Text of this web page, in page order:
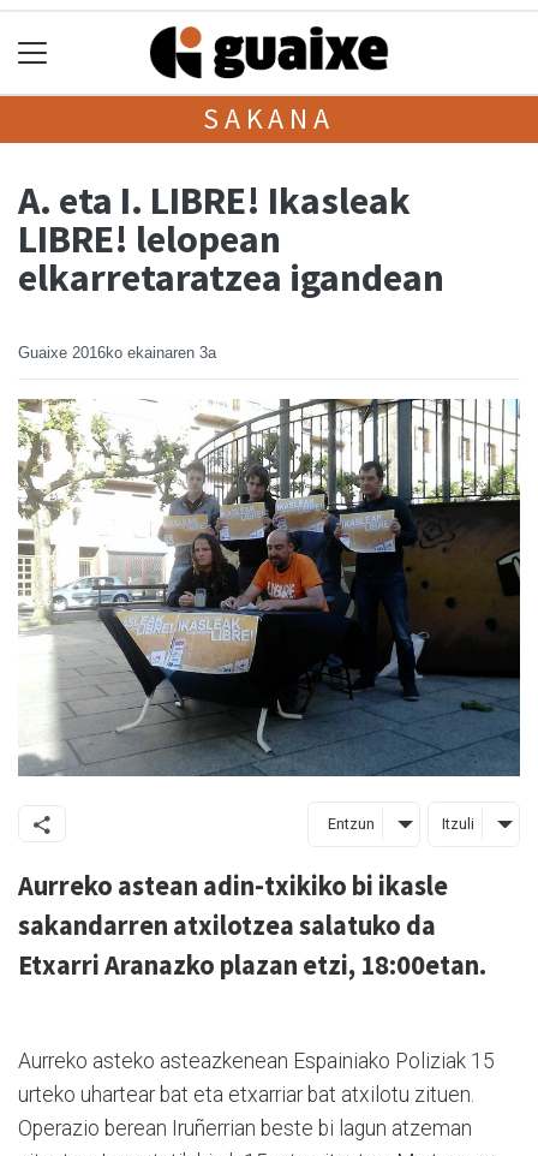
SAKANA
A. eta I. LIBRE! Ikasleak
LIBRE! lelopean
elkarretaratzea igandean
Guaixe 2016ko ekainaren 3a
Entzun Itzuli
Aurreko astean adin-txikiko bi ikasle
sakandarren atxilotzea salatuko da
Etxarri Aranazko plazan etzi, 18:00etan.
Aurreko asteko asteazkenean Espainiako Poliziak 15
urteko uhartear bat eta etxarriar bat atxilotu zituen.
Operazio berean Iruñerrian beste bi lagun atzeman